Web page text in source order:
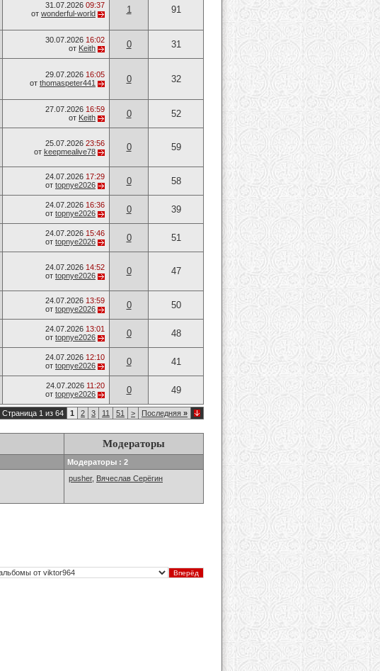
31.07.2026 09:37
от wonderful-world 1 91
30.07.2026 16:02
от Keith 0 31
29.07.2026 16:05
от thomaspeter441 0 32
27.07.2026 16:59
от Keith 0 52
25.07.2026 23:56
от keepmealive78 0 59
24.07.2026 17:29
от topnye2026 0 58
24.07.2026 16:36
от topnye2026 0 39
24.07.2026 15:46
от topnye2026 0 51
24.07.2026 14:52
от topnye2026 0 47
24.07.2026 13:59
от topnye2026 0 50
24.07.2026 13:01
от topnye2026 0 48
24.07.2026 12:10
от topnye2026 0 41
24.07.2026 11:20
от topnye2026 0 49
Страница 1 из 64 1 2 3 11 51 > Последняя »
Модераторы
Модераторы : 2
pusher, Вячеслав Серёгин